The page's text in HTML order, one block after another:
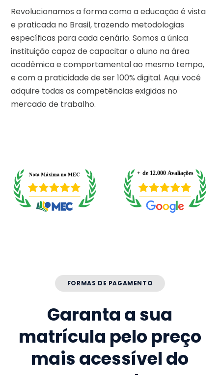
Revolucionamos a forma como a educação é vista
e praticada no Brasil, trazendo metodologias
específicas para cada cenário. Somos a única
instituição capaz de capacitar o aluno na área
acadêmica e comportamental ao mesmo tempo,
e com a praticidade de ser 100% digital. Aqui você
adquire todas as competências exigidas no
mercado de trabalho.
FORMAS DE PAGAMENTO
Garanta a sua
matrícula pelo preço
mais acessível do